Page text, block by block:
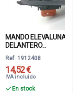
MANDO ELEVALUNAS
DELANTERO...
Ref. 1912408
14,52 €
IVA incluido
En stock